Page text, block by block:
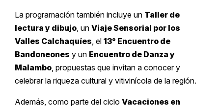
La programación también incluye un Taller de
lectura y dibujo, un Viaje Sensorial por los
Valles Calchaquíes, el 13° Encuentro de
Bandoneones y un Encuentro de Danza y
Malambo, propuestas que invitan a conocer y
celebrar la riqueza cultural y vitivinícola de la región.
Además, como parte del ciclo Vacaciones en